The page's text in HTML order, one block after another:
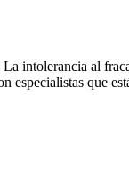
intolerancia al
que